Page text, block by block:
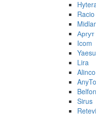
Racio
Аргут
Icom
Yaesu
Lira
Alinco
Sirus